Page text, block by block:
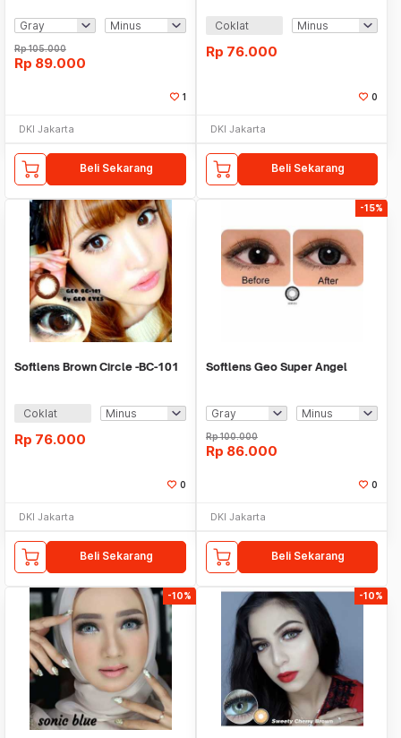
Rp105.000
Rp 89.000
1
DKI Jakarta
Beli Sekarang
Coklat
Rp 76.000
0
DKI Jakarta
Beli Sekarang
Softlens Brown Circle -BC-101
Coklat
Rp 76.000
0
DKI Jakarta
Beli Sekarang
-15%
Softlens Geo Super Angel
Rp100.000
Rp 86.000
0
DKI Jakarta
Beli Sekarang
-10% -10%